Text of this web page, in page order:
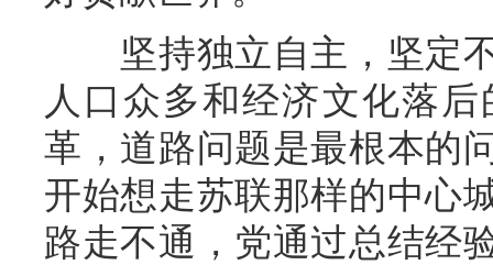
坚持独立自主，坚定不
人口众多和经济文化落
革，道路问题是最根本的
开始想走苏联那样的中心
路走不通，党通过总结经